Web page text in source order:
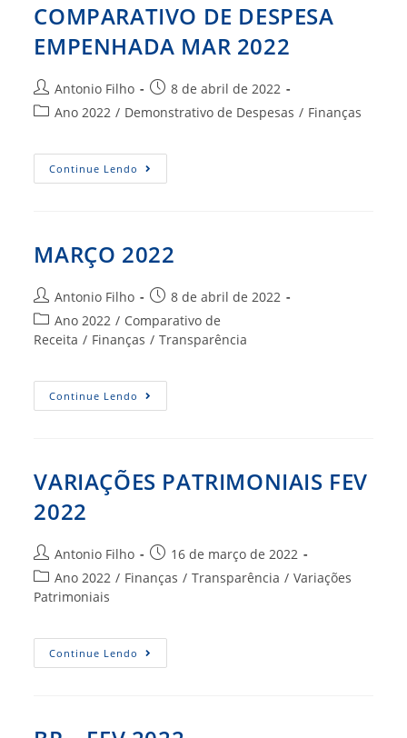
COMPARATIVO DE DESPESA
EMPENHADA MAR 2022
Autor
do
Antonio Filho
Post
publicado:
8 de abril de 2022
Categoria
post:
Ano 2022 / Demonstrativo de Despesas / Finanças
Continue Lendo COMPARATIVO
DE
MARÇO 2022
Autor
do
post:
Antonio Filho
Post
publicado:
8 de abril de 2022
Categoria
do
Ano 2022 / Comparativo de
Receita / Finanças / Transparência
Continue Lendo MARÇO
2022
VARIAÇÕES PATRIMONIAIS FEV
2022
Autor
do
post:
Antonio Filho
Post
publicado:
16 de março de 2022
Categoria
do
Ano 2022 / Finanças / Transparência / Variações
Patrimoniais
Continue Lendo VARIAÇÕES
PATRIMONIAIS